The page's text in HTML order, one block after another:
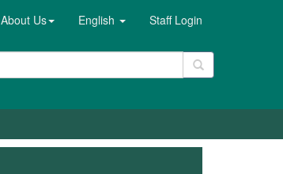
About Us English Staff Login